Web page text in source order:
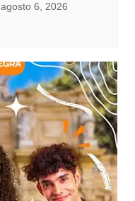
agosto 6, 2026